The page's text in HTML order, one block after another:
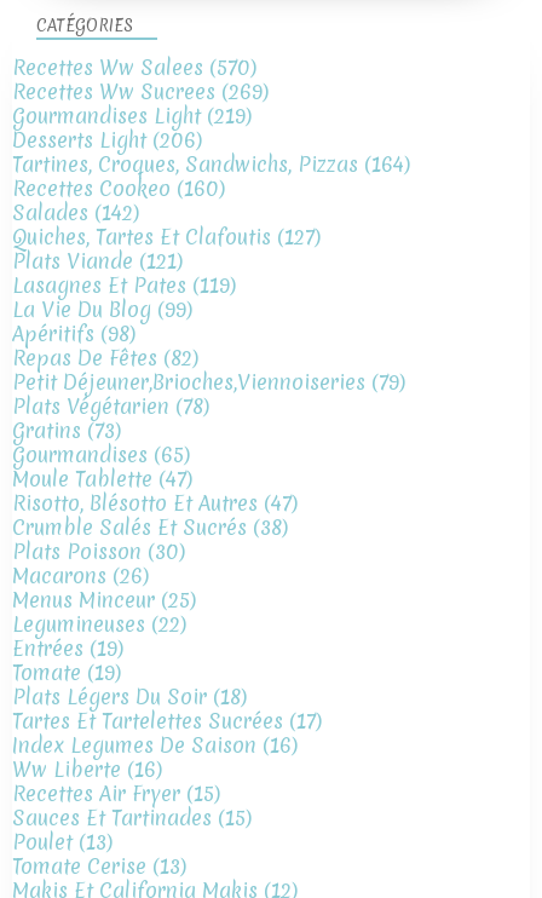
CATÉGORIES
Recettes Ww Salees (570)
Recettes Ww Sucrees (269)
Gourmandises Light(219)
Desserts Light(206)
Tartines, Croques, Sandwichs, Pizzas (164)
Recettes Cookeo (160)
Salades (142)
Quiches, Tartes Et Clafoutis (127)
Plats Viande (121)
Lasagnes Et Pates (119)
La Vie Du Blog (99)
Apéritifs (98)
Repas De Fêtes (82)
Petit Déjeuner,brioches,viennoiseries (79)
Plats Végétarien (78)
Gratins (73)
Gourmandises (65)
Moule Tablette (47)
Risotto, Blésotto Et Autres (47)
Crumble Salés Et Sucrés (38)
Plats Poisson (30)
Macarons (26)
Menus Minceur (25)
Legumineuses (22)
Entrées (19)
Tomate (19)
Plats Légers Du Soir (18)
Tartes Et Tartelettes Sucrées (17)
Index Legumes De Saison (16)
Ww Liberte (16)
Recettes Air Fryer (15)
Sauces Et Tartinades (15)
Poulet(13)
Tomate Cerise (13)
Makis Et California Makis (12)